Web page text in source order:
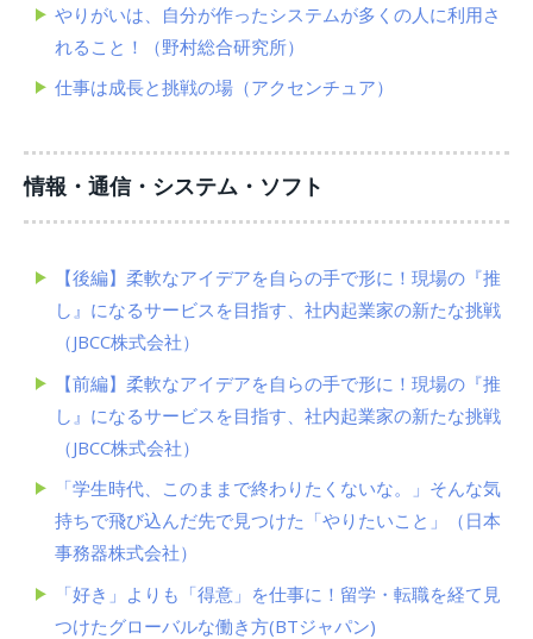
やりがいは、自分が作ったシステムが多くの人に利用さ
れること！（野村総合研究所）
仕事は成長と挑戦の場（アクセンチュア）
情報・通信・システム・ソフト
【後編】柔軟なアイデアを自らの手で形に！現場の『推
し』になるサービスを目指す、社内起業家の新たな挑戦
（JBCC株式会社）
【前編】柔軟なアイデアを自らの手で形に！現場の『推
し』になるサービスを目指す、社内起業家の新たな挑戦
（JBCC株式会社）
「学生時代、このままで終わりたくないな。」そんな気
持ちで飛び込んだ先で見つけた「やりたいこと」（日本
事務器株式会社）
「好き」よりも「得意」を仕事に！留学・転職を経て見
つけたグローバルな働き方(BTジャパン)